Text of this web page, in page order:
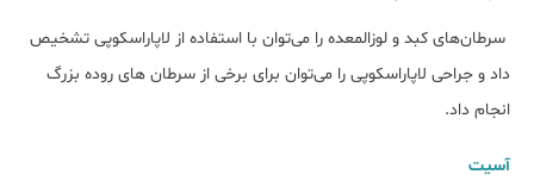
سرطان‌های کبد و لوزالمعده را می‌توان با استفاده از لاپاراسکوپی تشخیص
داد و جراحی لاپاراسکوپی را می‌توان برای برخی از سرطان های روده بزرگ
انجام داد.
آسیت